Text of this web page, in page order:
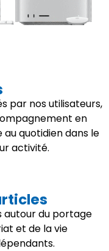
par nos utilisateurs,
en
quotidien dans le
activité.
autour du portage
et de la vie